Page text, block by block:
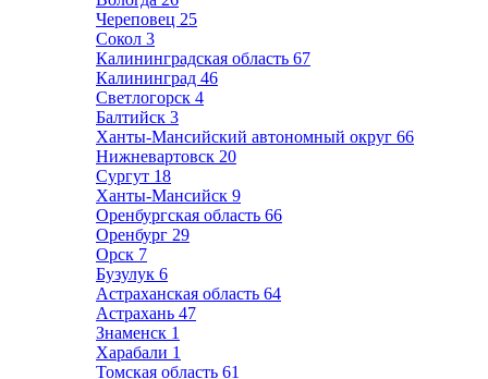
Череповец 25
Сокол 3
Калининградская область 67
Калининград 46
Светлогорск 4
Балтийск 3
Ханты-Мансийский автономный округ 66
Нижневартовск 20
Сургут 18
Ханты-Мансийск 9
Оренбургская область 66
Оренбург 29
Орск 7
Бузулук 6
Астраханская область 64
Астрахань 47
Знаменск 1
Харабали 1
Томская область 61